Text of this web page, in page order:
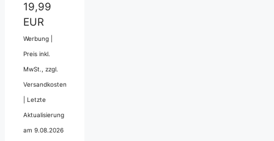
19,99
EUR
Werbung |
Preis inkl.
MwSt., zzgl.
Versandkosten
Letzte
Aktualisierung
am 9.08.2026